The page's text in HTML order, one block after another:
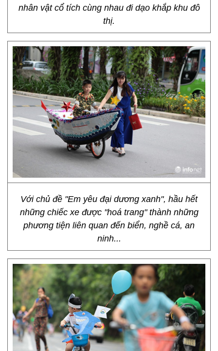
nhân vật cổ tích cùng nhau đi dạo khắp khu đô
thị.
Với chủ đề "Em yêu đại dương xanh", hầu hết
những chiếc xe được "hoá trang" thành những
phương tiện liên quan đến biển, nghề cá, an
ninh...